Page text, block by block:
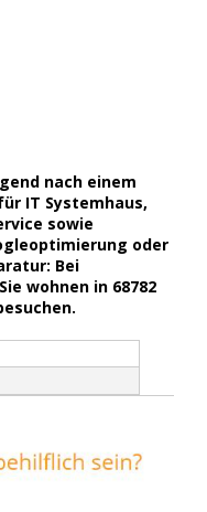
nach einem
IT Systemhaus,
sowie
oder
Bei
wohnen in 68782